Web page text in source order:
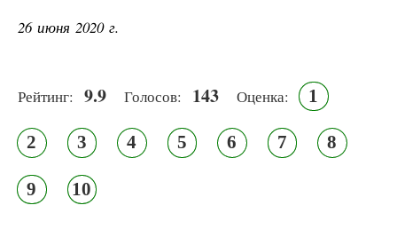
26 июня 2020 г.
Рейтинг: 9.9 Голосов: 143 Оценка: 1
2 3 4 5 6 7 8
9 10